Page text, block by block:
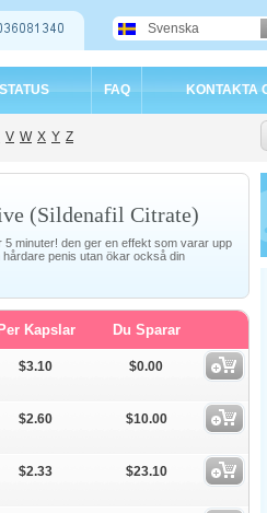
Svenska
FAQ KONTAKTA
V W X Y Z
(Sildenafil Citrate)
minuter! den ger en effekt som varar upp
hårdare penis utan ökar också din
Per Kapslar Du Sparar
$3.10 $0.00
$2.60 $10.00
$2.33 $23.10